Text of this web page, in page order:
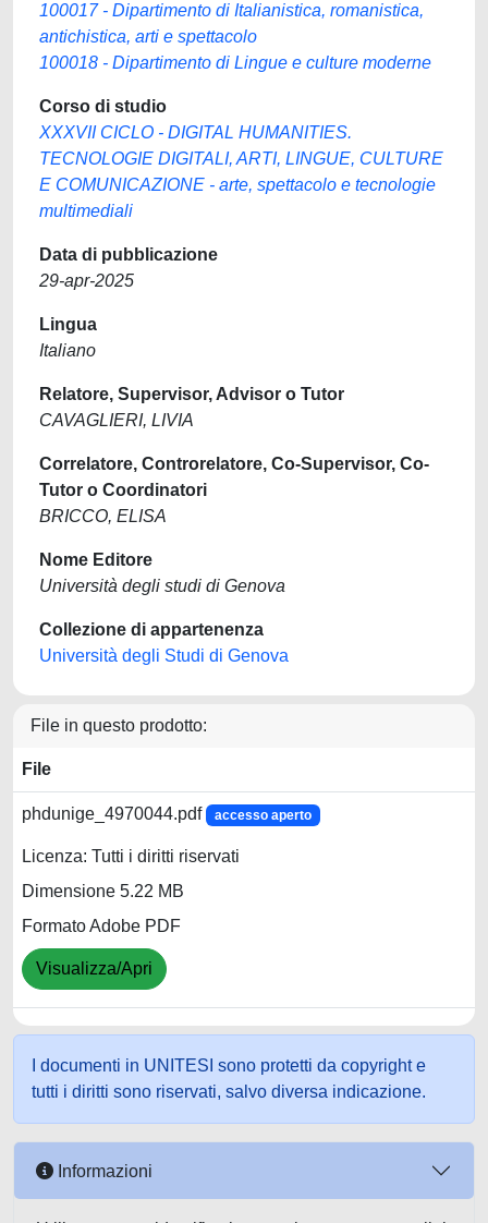
100017 - Dipartimento di Italianistica, romanistica,
antichistica, arti e spettacolo
100018 - Dipartimento di Lingue e culture moderne
Corso di studio
XXXVII CICLO - DIGITAL HUMANITIES.
TECNOLOGIE DIGITALI, ARTI, LINGUE, CULTURE
E COMUNICAZIONE - arte, spettacolo e tecnologie
multimediali
Data di pubblicazione
29-apr-2025
Lingua
Italiano
Relatore, Supervisor, Advisor o Tutor
CAVAGLIERI, LIVIA
Correlatore, Controrelatore, Co-Supervisor, Co-
Tutor o Coordinatori
BRICCO, ELISA
Nome Editore
Università degli studi di Genova
Collezione di appartenenza
Università degli Studi di Genova
File in questo prodotto:
File
phdunige_4970044.pdf accesso aperto
Licenza: Tutti i diritti riservati
Dimensione 5.22 MB
Formato Adobe PDF
Visualizza/Apri
I documenti in UNITESI sono protetti da copyright e
tutti i diritti sono riservati, salvo diversa indicazione.
Informazioni